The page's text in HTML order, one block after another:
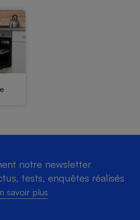
notre newsletter
tests, enquêtes réalisés
savoir plus